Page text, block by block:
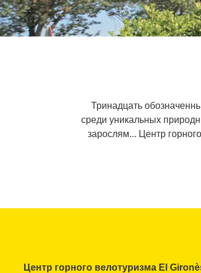
Тринадцать
среди уникальных
зарослям... Центр
Центр горного велотуризма El